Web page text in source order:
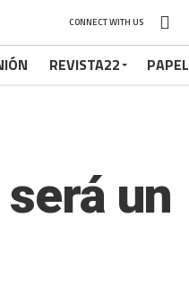
CONNECT WITH US
REVISTA22 PAPEL
un